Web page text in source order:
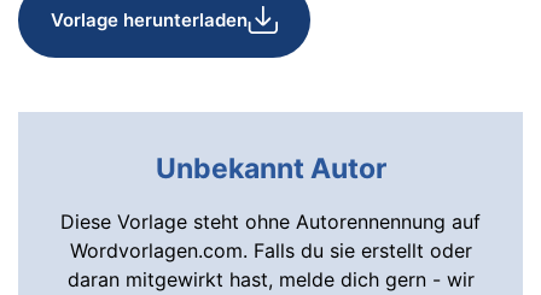
Vorlage herunterladen
Unbekannt Autor
Diese Vorlage steht ohne Autorennennung auf
Wordvorlagen.com. Falls du sie erstellt oder
daran mitgewirkt hast, melde dich gern - wir